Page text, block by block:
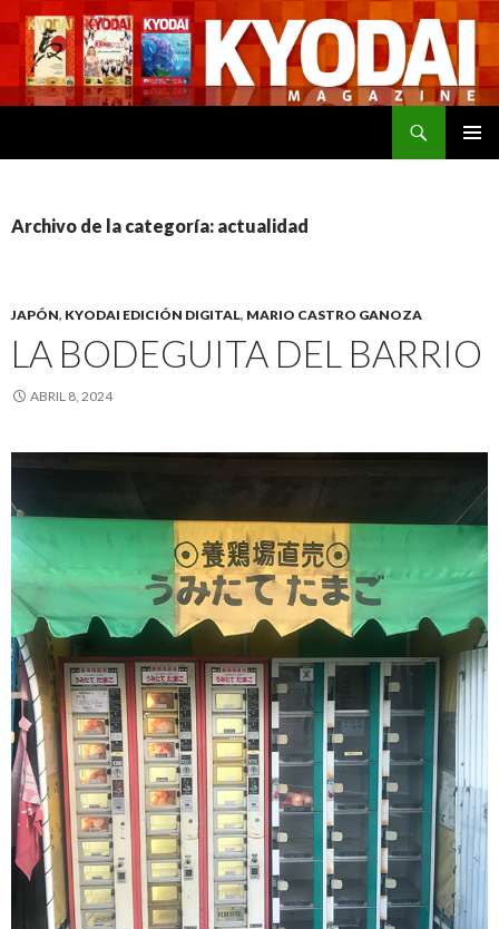
Archivo de la categoría: actualidad
JAPÓN, KYODAI EDICIÓN DIGITAL, MARIO CASTRO GANOZA
LA BODEGUITA DEL BARRIO
ABRIL 8, 2024